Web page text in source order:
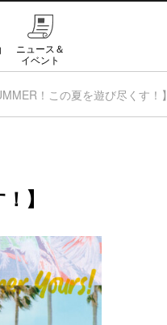
ニュース＆
イベント
！この夏を遊び尽くす！】
】